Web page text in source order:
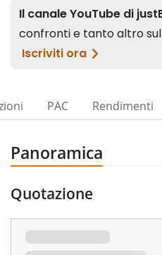
PAC Rendimenti
Panoramica
Quotazione